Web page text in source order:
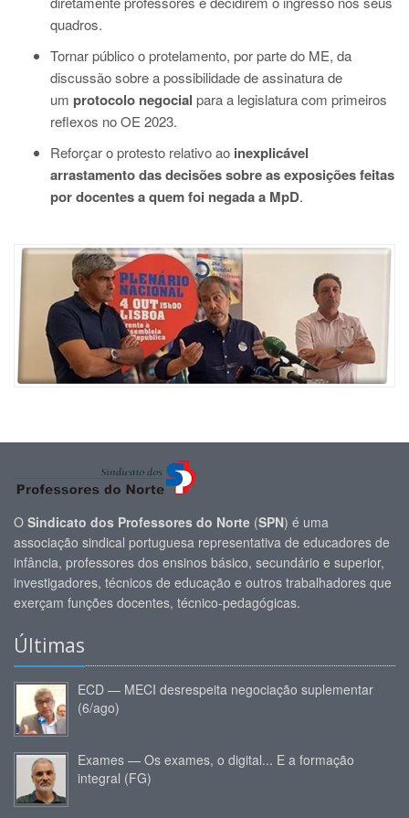
quadros.
Tornar público o protelamento, por parte do ME, da
discussão sobre a possibilidade de assinatura de
um protocolo negocial para a legislatura com primeiros
reflexos no OE 2023.
Reforçar o protesto relativo ao inexplicável
arrastamento das decisões sobre as exposições feitas
por docentes a quem foi negada a MpD.
O Sindicato dos Professores do Norte (SPN) é uma
associação sindical portuguesa representativa de educadores de
infância, professores dos ensinos básico, secundário e superior,
investigadores, técnicos de educação e outros trabalhadores que
exerçam funções docentes, técnico-pedagógicas.
Últimas
ECD — MECI desrespeita negociação suplementar
(6/ago)
Exames — Os exames, o digital... E a formação
integral (FG)